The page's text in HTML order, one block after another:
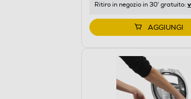
Ritiro in negozio in 30' gratuito:
AGGIUNGI